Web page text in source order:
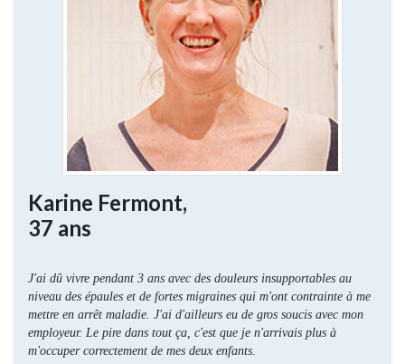
Karine Fermont,
37 ans
J'ai dû vivre pendant 3 ans avec des douleurs insupportables au
niveau des épaules et de fortes migraines qui m'ont contrainte à me
mettre en arrêt maladie. J'ai d'ailleurs eu de gros soucis avec mon
employeur. Le pire dans tout ça, c'est que je n'arrivais plus à
m'occuper correctement de mes deux enfants.